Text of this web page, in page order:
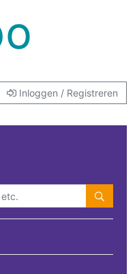
Inloggen / Registreren